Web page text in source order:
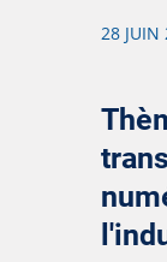
28 JUIN